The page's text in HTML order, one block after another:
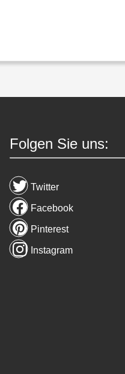
Folgen Sie uns:
Twitter
Facebook
Pinterest
Instagram